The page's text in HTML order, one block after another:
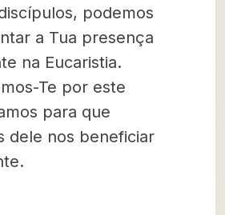
podemos
a Tua presença
na Eucaristia.
Te por este
para que
dele nos beneficiar